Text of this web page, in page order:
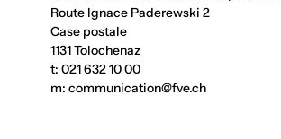
Route Ignace Paderewski 2
Case postale
1131 Tolochenaz
t: 021 632 10 00
m: communication@fve.ch